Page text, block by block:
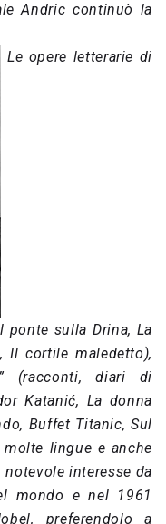
Andric continuò la
Le opere letterarie di
ponte sulla Drina, La
Il cortile maledetto),
(racconti, diari di
Katanić, La donna
Buffet Titanic, Sul
lingue e anche
interesse da
mondo e nel 1961
preferendolo a